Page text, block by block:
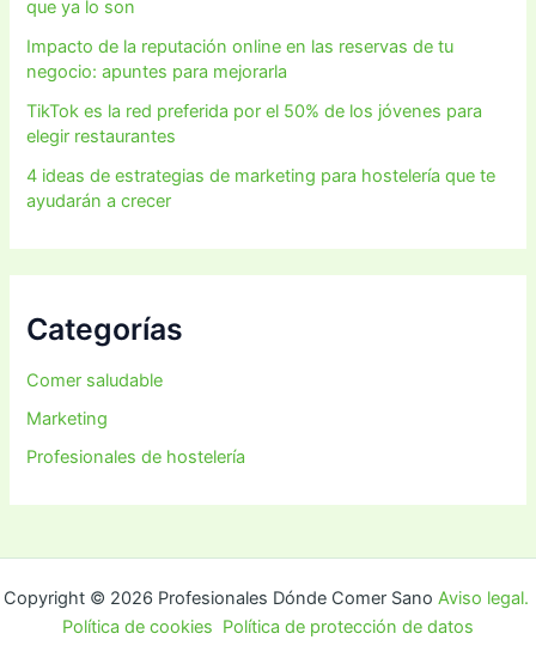
que ya lo son
Impacto de la reputación online en las reservas de tu
negocio: apuntes para mejorarla
TikTok es la red preferida por el 50% de los jóvenes para
elegir restaurantes
4 ideas de estrategias de marketing para hostelería que te
ayudarán a crecer
Categorías
Comer saludable
Marketing
Profesionales de hostelería
Copyright © 2026 Profesionales Dónde Comer Sano Aviso legal.
Política de cookies Política de protección de datos